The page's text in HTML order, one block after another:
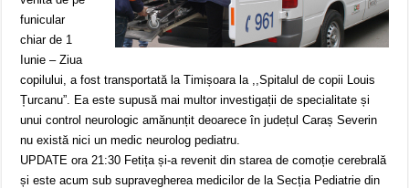
funicular
chiar de 1
Iunie – Ziua
copilului, a fost transportată la Timișoara la ,,Spitalul de copii Louis
Țurcanu”. Ea este supusă mai multor investigații de specialitate și
unui control neurologic amănunțit deoarece în județul Caraș Severin
nu există nici un medic neurolog pediatru.
UPDATE ora 21:30 Fetița și-a revenit din starea de comoție cerebrală
și este acum sub supravegherea medicilor de la Secția Pediatrie din